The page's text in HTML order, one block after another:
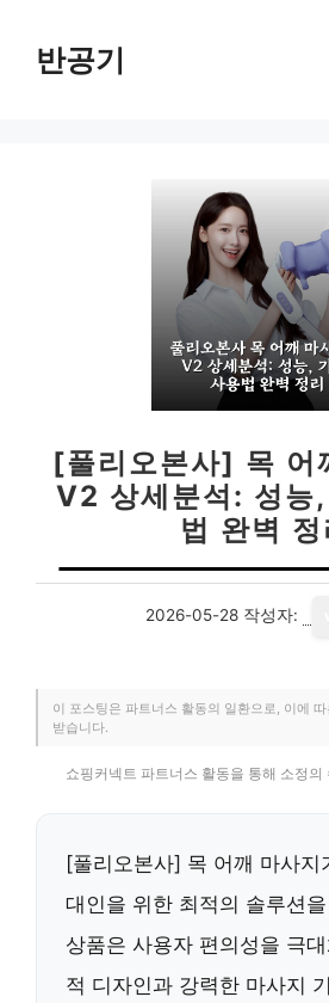
반공기
[풀리오본사] 목 어
V2 상세분석: 성능
법 완벽 정
2026-05-28 작성자:
이 포스팅은 파트너스 활동의 일환으로, 이에
받습니다.
쇼핑커넥트 파트너스 활동을 통해 소정
[풀리오본사] 목 어깨 마사지
대인을 위한 최적의 솔루션
상품은 사용자 편의성을 극
적 디자인과 강력한 마사지